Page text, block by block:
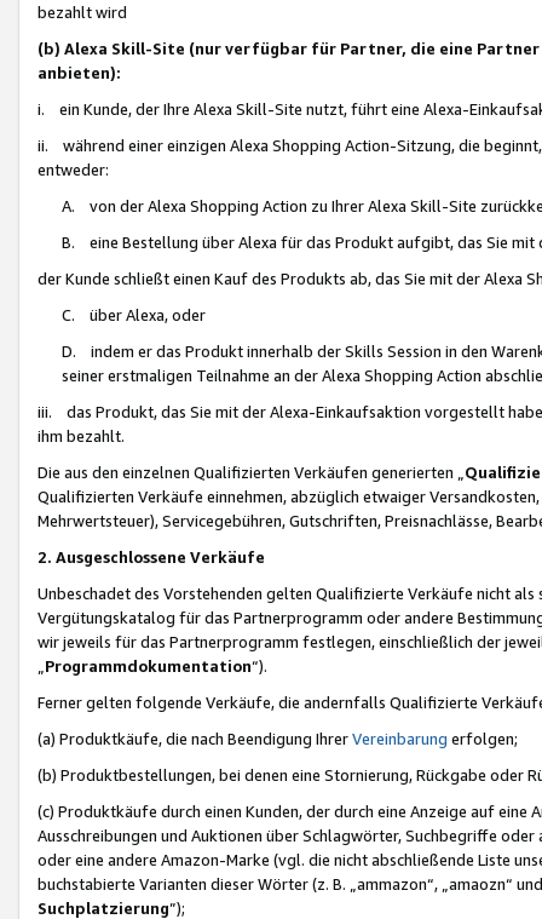
bezahlt wird
(b) Alexa Skill-Site (nur verfügbar für Partner, die eine
anbieten):
i. ein Kunde, der Ihre Alexa Skill-Site nutzt, führt eine Alexa-
ii. während einer einzigen Alexa Shopping Action-Sitzung, die
entweder:
A. von der Alexa Shopping Action zu Ihrer Alexa Skill-Site
B. eine Bestellung über Alexa für das Produkt aufgibt, das Sie mit
der Kunde schließt einen Kauf des Produkts ab, das Sie mit der Alexa
C. über Alexa, oder
D. indem er das Produkt innerhalb der Skills Session in den
seiner erstmaligen Teilnahme an der Alexa Shopping Action
iii. das Produkt, das Sie mit der Alexa-Einkaufsaktion vorgestellt
ihm bezahlt.
Die aus den einzelnen Qualifizierten Verkäufen generierten „
Qualifizierten Verkäufe einnehmen, abzüglich etwaiger
Mehrwertsteuer), Servicegebühren, Gutschriften, Preisnachlässe,
2. Ausgeschlossene Verkäufe
Unbeschadet des Vorstehenden gelten Qualifizierte Verkäufe nicht
Vergütungskatalog für das Partnerprogramm oder andere
wir jeweils für das Partnerprogramm festlegen, einschließlich der
Programmdokumentation“).
Ferner gelten folgende Verkäufe, die andernfalls Qualifizierte
(a) Produktkäufe, die nach Beendigung IhrerVereinbarung erfolgen;
(b) Produktbestellungen, bei denen eine Stornierung, Rückgabe oder
(c) Produktkäufe durch einen Kunden, der durch eine Anzeige auf
Ausschreibungen und Auktionen über Schlagwörter, Suchbegriffe
oder eine andere Amazon-Marke (vgl. die nicht abschließende Liste
buchstabierte Varianten dieser Wörter (z. B. „ammazon“, „amaozn“
Suchplatzierung”);